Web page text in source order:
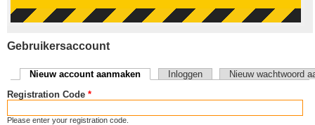
Gebruikersaccount
Primaire tabs
Nieuw account aanmaken (actieve tabblad)
Inloggen
Nieuw wachtwoord
Registration Code *
Please enter your registration code.